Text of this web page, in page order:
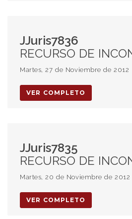
JJuris7836
RECURSO DE INCONSTITUCIONALIDAD. PROCEDENCIA. SENTENCIA.
Martes, 27 de Noviembre de 2012
VER COMPLETO
JJuris7835
RECURSO DE INCONSTITUCIONALIDAD. PROCEDENCIA. LEY 12912.
Martes, 20 de Noviembre de 2012
VER COMPLETO